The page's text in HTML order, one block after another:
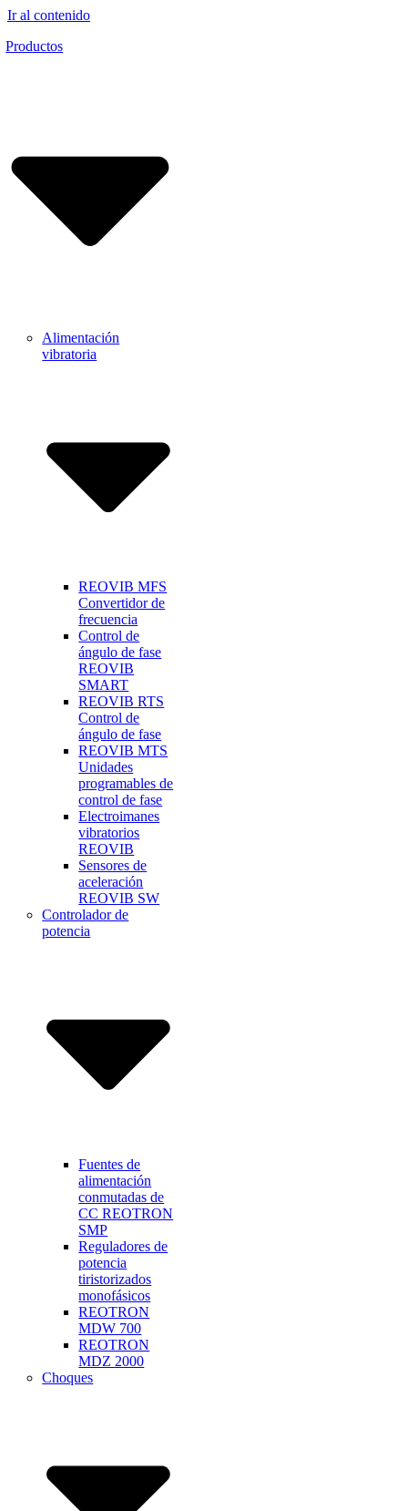
Ir al contenido
Productos
Alimentación
vibratoria
REOVIB MFS
Convertidor de
frecuencia
Control de
ángulo de fase
REOVIB
SMART
REOVIB RTS
Control de
ángulo de fase
REOVIB MTS
Unidades
programables de
control de fase
Electroimanes
vibratorios
REOVIB
Sensores de
aceleración
REOVIB SW
Controlador de
potencia
Fuentes de
alimentación
conmutadas de
CC REOTRON
SMP
Reguladores de
potencia
tiristorizados
monofásicos
REOTRON
MDW 700
REOTRON
MDZ 2000
Choques